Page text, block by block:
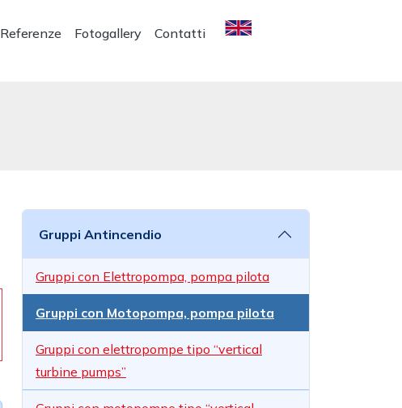
Referenze Fotogallery Contatti
Gruppi Antincendio
Gruppi con Elettropompa, pompa pilota
Gruppi con Motopompa, pompa pilota
Gruppi con elettropompe tipo “vertical
turbine pumps”